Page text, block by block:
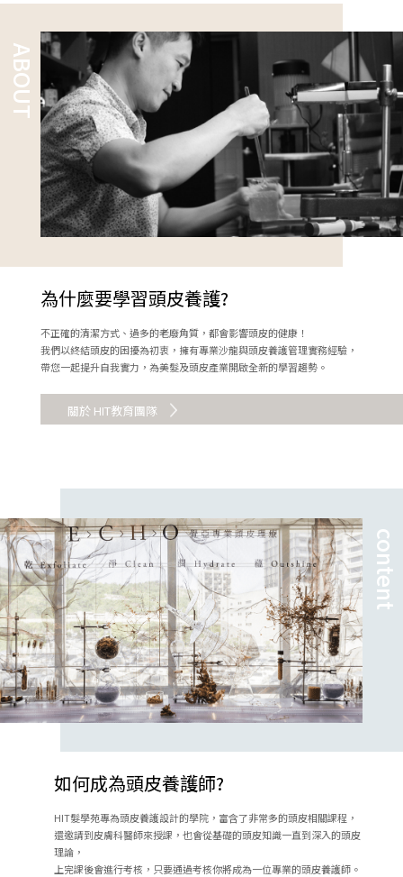
ABOUT
為什麼要學習頭皮養護?
不正確的清潔方式、過多的老廢角質，都會影響頭皮的健康！
我們以終結頭皮的困擾為初衷，擁有專業沙龍與頭皮養護管理實務經驗，
帶您一起提升自我實力，為美髮及頭皮產業開啟全新的學習趨勢。
關於 HIT教育團隊
content
如何成為頭皮養護師?
HIT髮學苑專為頭皮養護設計的學院，富含了非常多的頭皮相關課程，
還邀請到皮膚科醫師來授課，也會從基礎的頭皮知識一直到深入的頭皮
理論，
上完課後會進行考核，只要通過考核你將成為一位專業的頭皮養護師。